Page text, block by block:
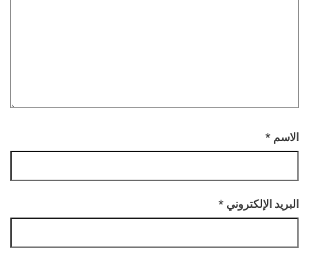
الاسم *
البريد الإلكتروني *